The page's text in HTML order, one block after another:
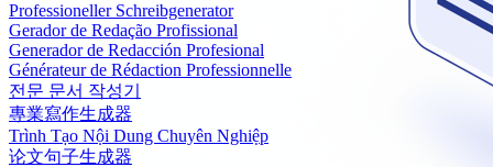
Professioneller Schreibgenerator
Gerador de Redação Profissional
Generador de Redacción Profesional
Générateur de Rédaction Professionnelle
전문 문서 작성기
專業寫作生成器
Trình Tạo Nội Dung Chuyên Nghiệp
论文句子生成器